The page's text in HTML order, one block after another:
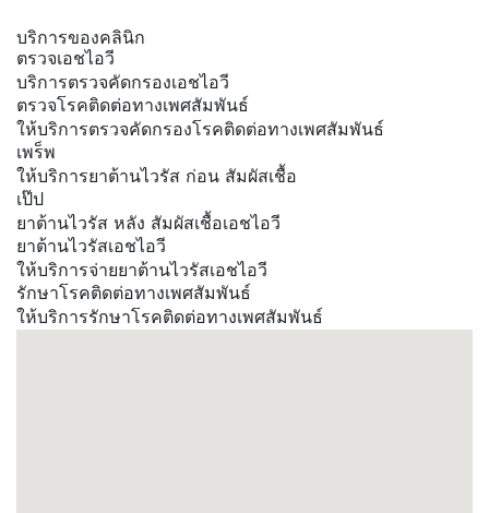
บริการของคลินิก
ตรวจเอชไอวี
บริการตรวจคัดกรองเอชไอวี
ตรวจโรคติดต่อทางเพศสัมพันธ์
ให้บริการตรวจคัดกรองโรคติดต่อทางเพศสัมพันธ์
เพร็พ
ให้บริการยาต้านไวรัส ก่อน สัมผัสเชื้อ
เป๊ป
ยาต้านไวรัส หลัง สัมผัสเชื้อเอชไอวี
ยาต้านไวรัสเอชไอวี
ให้บริการจ่ายยาต้านไวรัสเอชไอวี
รักษาโรคติดต่อทางเพศสัมพันธ์
ให้บริการรักษาโรคติดต่อทางเพศสัมพันธ์